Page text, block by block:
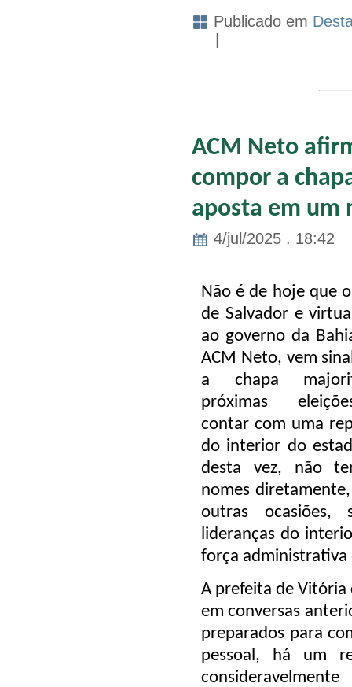
Publicado em
ACM Neto
compor a
aposta em um
4/jul/2025 . 18:42
Não é de hoje que
de Salvador e
ao governo da
ACM Neto, vem
a chapa
próximas
contar com uma
do interior do
desta vez, não
nomes
outras ocasiões,
lideranças do
força administrativa
A prefeita de Vitória
em conversas
preparados para
pessoal, há um